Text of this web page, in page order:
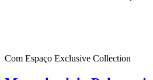
Com Espaço Exclusive Collection